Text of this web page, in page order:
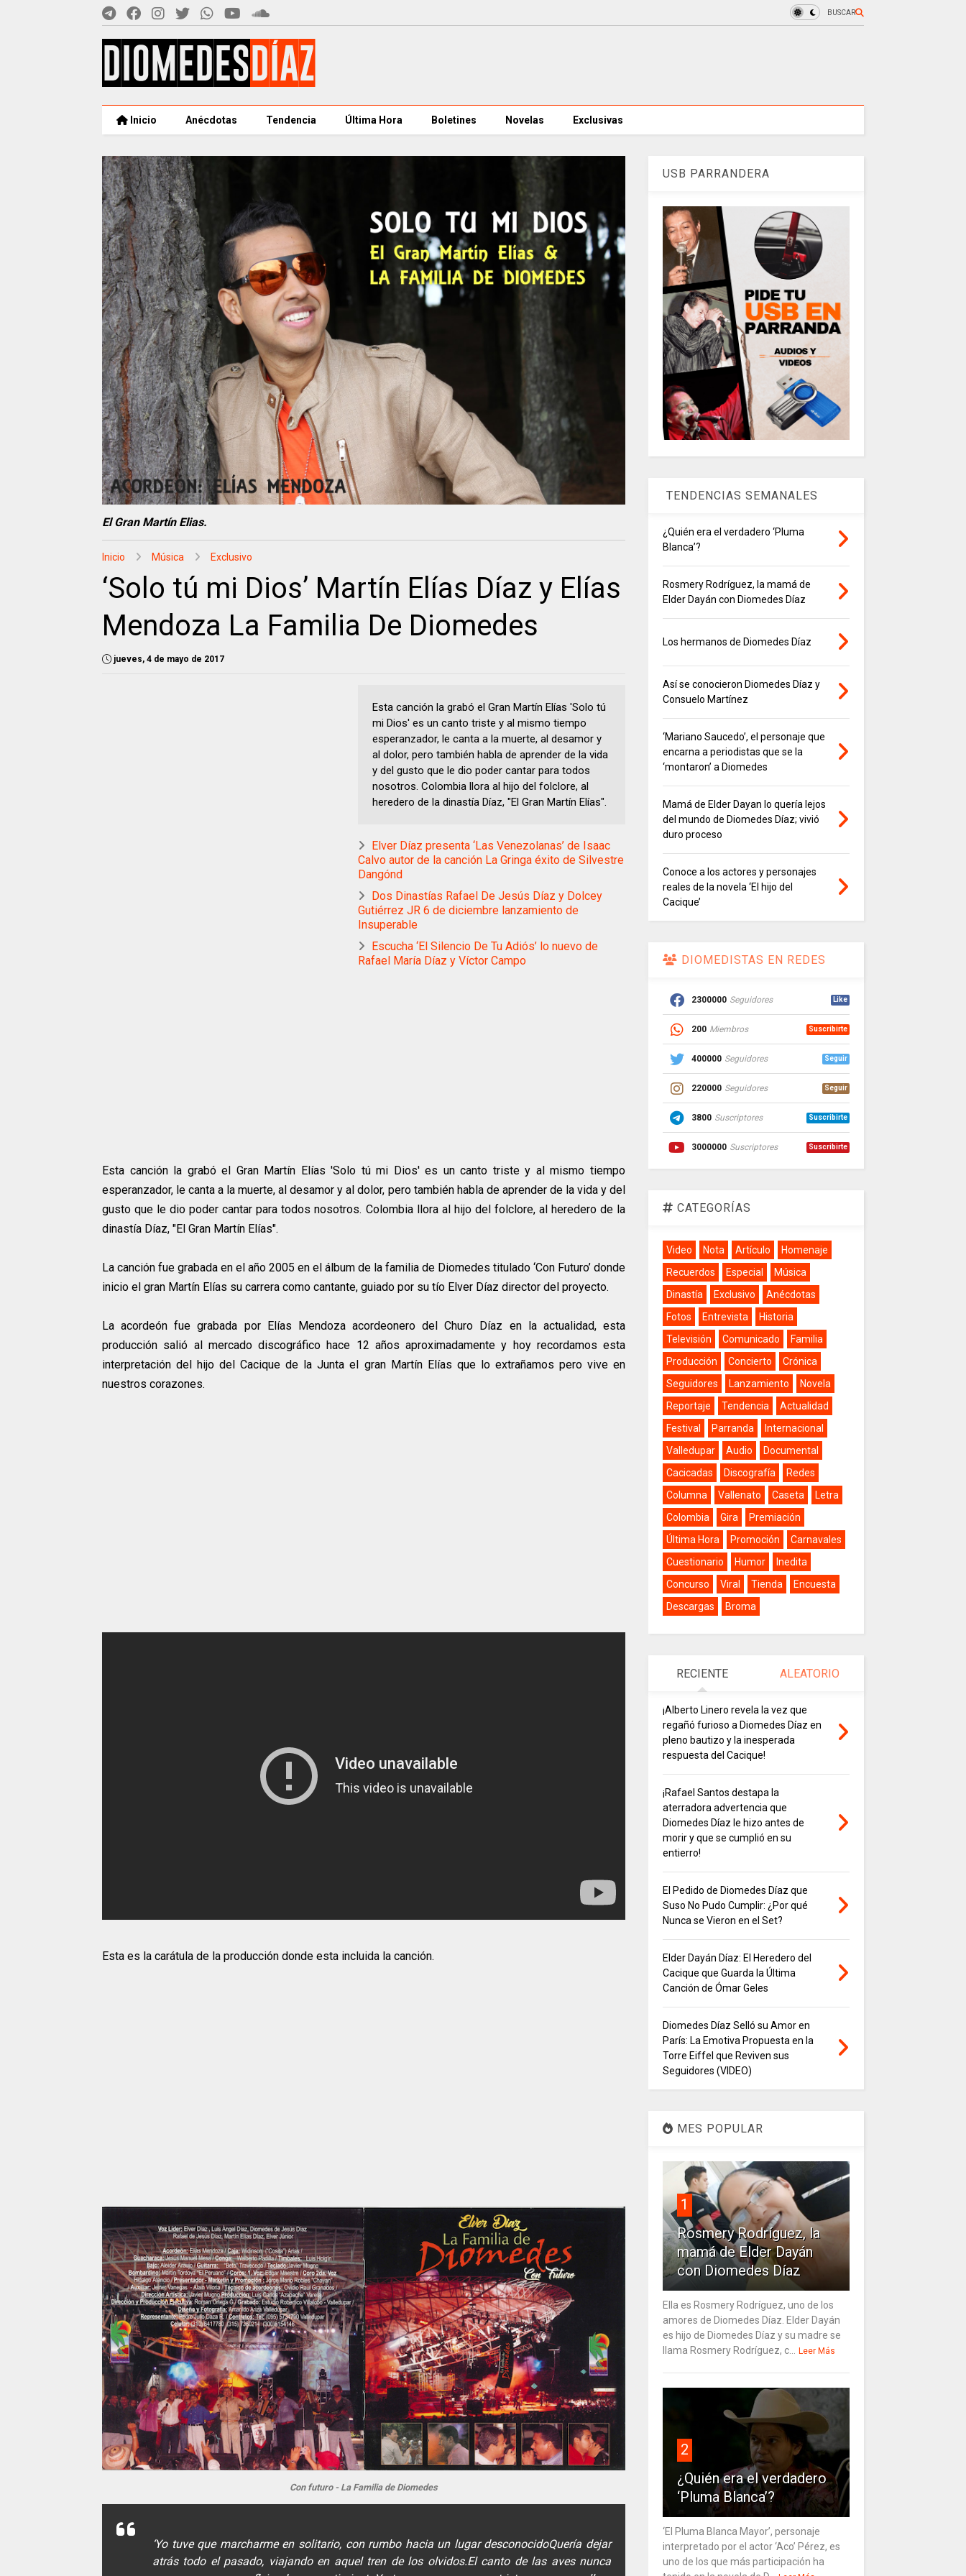
BUSCAR
Inicio Anécdotas Tendencia Última Hora Boletines Novelas Exclusivas
El Gran Martín Elias.
Inicio Música Exclusivo
‘Solo tú mi Dios’ Martín Elías Díaz y Elías
Mendoza La Familia De Diomedes
jueves, 4 de mayo de 2017
Esta canción la grabó el Gran Martín Elías 'Solo tú
mi Dios' es un canto triste y al mismo tiempo
esperanzador, le canta a la muerte, al desamor y
al dolor, pero también habla de aprender de la vida
y del gusto que le dio poder cantar para todos
nosotros. Colombia llora al hijo del folclore, al
heredero de la dinastía Díaz, "El Gran Martín Elías".
Elver Díaz presenta ‘Las Venezolanas’ de Isaac
Calvo autor de la canción La Gringa éxito de Silvestre
Dangónd
Dos Dinastías Rafael De Jesús Díaz y Dolcey
Gutiérrez JR 6 de diciembre lanzamiento de
Insuperable
Escucha ‘El Silencio De Tu Adiós’ lo nuevo de
Rafael María Díaz y Víctor Campo
Esta canción la grabó el Gran Martín Elías 'Solo tú mi Dios' es un canto triste y al mismo tiempo
esperanzador, le canta a la muerte, al desamor y al dolor, pero también habla de aprender de la vida y del
gusto que le dio poder cantar para todos nosotros. Colombia llora al hijo del folclore, al heredero de la
dinastía Díaz, "El Gran Martín Elías".
La canción fue grabada en el año 2005 en el álbum de la familia de Diomedes titulado ‘Con Futuro’ donde
inicio el gran Martín Elías su carrera como cantante, guiado por su tío Elver Díaz director del proyecto.
La acordeón fue grabada por Elías Mendoza acordeonero del Churo Díaz en la actualidad, esta
producción salió al mercado discográfico hace 12 años aproximadamente y hoy recordamos esta
interpretación del hijo del Cacique de la Junta el gran Martín Elías que lo extrañamos pero vive en
nuestros corazones.
Esta es la carátula de la producción donde esta incluida la canción.
Con futuro - La Familia de Diomedes
‘Yo tuve que marcharme en solitario, con rumbo hacia un lugar desconocidoQuería dejar
atrás todo el pasado, viajando en aquel tren de los olvidos.El canto de las aves nunca
USB PARRANDERA
TENDENCIAS SEMANALES
¿Quién era el verdadero ‘Pluma
Blanca’?
Rosmery Rodríguez, la mamá de
Elder Dayán con Diomedes Díaz
Los hermanos de Diomedes Díaz
Así se conocieron Diomedes Díaz y
Consuelo Martínez
‘Mariano Saucedo’, el personaje que
encarna a periodistas que se la
‘montaron’ a Diomedes
Mamá de Elder Dayan lo quería lejos
del mundo de Diomedes Díaz; vivió
duro proceso
Conoce a los actores y personajes
reales de la novela ‘El hijo del
Cacique’
DIOMEDISTAS EN REDES
2300000 Seguidores Like
200 Miembros Suscribirte
400000 Seguidores Seguir
220000 Seguidores Seguir
3800 Suscriptores Suscribirte
3000000 Suscriptores Suscribirte
CATEGORÍAS
Video Nota Artículo
Homenaje
Recuerdos
Especial
Música
Dinastía
Exclusivo
Anécdotas
Fotos
Entrevista
Historia
Televisión
Comunicado
Familia
Producción
Concierto
Crónica
Seguidores
Lanzamiento
Novela
Reportaje
Tendencia
Actualidad
Festival
Parranda
Internacional
Valledupar
Audio
Documental
Cacicadas
Discografía
Redes
Columna
Vallenato Caseta
Letra
Colombia
Gira
Premiación
Última Hora
Promoción
Carnavales
Cuestionario
Humor
Inedita
Concurso
Viral Tienda
Encuesta
Descargas
Broma
RECIENTE ALEATORIO
¡Alberto Linero revela la vez que
regañó furioso a Diomedes Díaz en
pleno bautizo y la inesperada
respuesta del Cacique!
¡Rafael Santos destapa la
aterradora advertencia que
Diomedes Díaz le hizo antes de
morir y que se cumplió en su
entierro!
El Pedido de Diomedes Díaz que
Suso No Pudo Cumplir: ¿Por qué
Nunca se Vieron en el Set?
Elder Dayán Díaz: El Heredero del
Cacique que Guarda la Última
Canción de Ómar Geles
Diomedes Díaz Selló su Amor en
París: La Emotiva Propuesta en la
Torre Eiffel que Reviven sus
Seguidores (VIDEO)
MES POPULAR
1
Rosmery Rodríguez, la
mamá de Elder Dayán
con Diomedes Díaz
Ella es Rosmery Rodríguez, uno de los
amores de Diomedes Díaz. Elder Dayán
es hijo de Diomedes Díaz y su madre se
llama Rosmery Rodríguez, c... Leer Más
2
¿Quién era el verdadero
‘Pluma Blanca’?
‘El Pluma Blanca Mayor’, personaje
interpretado por el actor ‘Aco’ Pérez, es
uno de los que más participación ha